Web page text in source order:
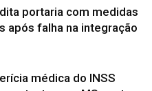
portaria com medidas
após falha na integração
médica do INSS